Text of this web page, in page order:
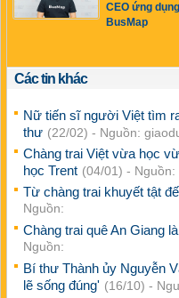
CEO ứng dụng
BusMap
Các tin khác
Nữ tiến sĩ người Việt tìm
thư (22/02) - Nguồn:
Chàng trai Việt vừa học
học Trent (04/01) -
Từ chàng trai khuyết tật
Nguồn:
Chàng trai quê An Giang
Nguồn:
Bí thư Thành ủy Nguyễn
lẽ sống đúng' (16/10) -